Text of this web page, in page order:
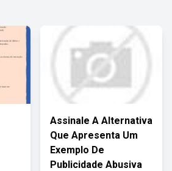
Assinale A Alternativa
Que Apresenta Um
Exemplo De
Publicidade Abusiva